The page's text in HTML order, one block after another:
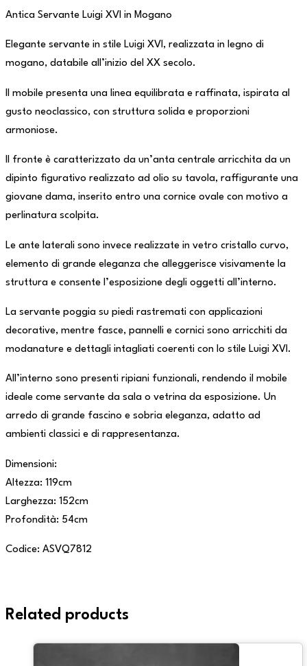
Antica Servante Luigi XVI in Mogano
Elegante servante in stile Luigi XVI, realizzata in legno di
mogano, databile all’inizio del XX secolo.
Il mobile presenta una linea equilibrata e raffinata, ispirata al
gusto neoclassico, con struttura solida e proporzioni
armoniose.
Il fronte è caratterizzato da un’anta centrale arricchita da un
dipinto figurativo realizzato ad olio su tavola, raffigurante una
giovane dama, inserito entro una cornice ovale con motivo a
perlinatura scolpita.
Le ante laterali sono invece realizzate in vetro cristallo curvo,
elemento di grande eleganza che alleggerisce visivamente la
struttura e consente l’esposizione degli oggetti all’interno.
La servante poggia su piedi rastremati con applicazioni
decorative, mentre fasce, pannelli e cornici sono arricchiti da
modanature e dettagli intagliati coerenti con lo stile Luigi XVI.
All’interno sono presenti ripiani funzionali, rendendo il mobile
ideale come servante da sala o vetrina da esposizione. Un
arredo di grande fascino e sobria eleganza, adatto ad
ambienti classici e di rappresentanza.
Dimensioni:
Altezza: 119cm
Larghezza: 152cm
Profondità: 54cm
Codice: ASVQ7812
Related products